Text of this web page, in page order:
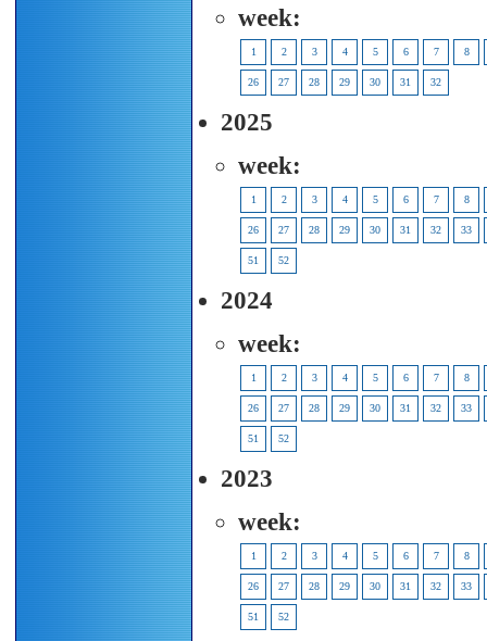
week:
1 2 3 4 5 6 7 8
26 27 28 29 30 31 32
2025
week:
1 2 3 4 5 6 7 8
26 27 28 29 30 31 32 33
51 52
2024
week:
1 2 3 4 5 6 7 8
26 27 28 29 30 31 32 33
51 52
2023
week:
1 2 3 4 5 6 7 8
26 27 28 29 30 31 32 33
51 52